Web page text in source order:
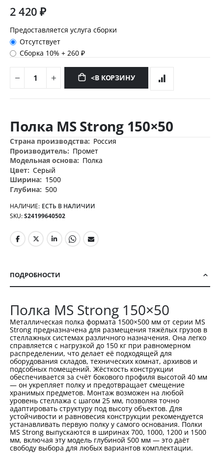
2 420 ₽
Предоставляется услуга сборки
Отсутствует
Сборка 10%+260 ₽
<В КОРЗИНУ
к
началу
галереи
изображений
Полка MS Strong 150×50
Дополнительная
информация
Россия
Промет
Полка
Серый
1500
500
НАЛИЧИЕ: ЕСТЬ В НАЛИЧИИ
SKU S24199640502
ПОДРОБНОСТИ
Полка MS Strong 150×50
Металлическая полка формата 1500×500 мм от серии MS
Strong предназначена для размещения тяжёлых грузов в
стеллажных системах различного назначения. Она легко
справляется с нагрузкой до 150 кг при равномерном
распределении, что делает её подходящей для
оборудования складов, технических комнат, архивов и
подсобных помещений. Жёсткость конструкции
обеспечивается за счёт бокового профиля высотой 40 мм
— он укрепляет полку и предотвращает смещение
хранимых предметов. Монтаж возможен на любой
уровень стеллажа с шагом 25 мм, позволяя точно
адаптировать структуру под высоту объектов. Для
устойчивости и равновесия конструкции рекомендуется
устанавливать первую полку у самого основания. Полки
MS Strong выпускаются в ширинах 700, 1000, 1200 и 1500
мм, включая эту модель глубиной 500 мм — это даёт
свободу выбора для любых вариантов комплектации.